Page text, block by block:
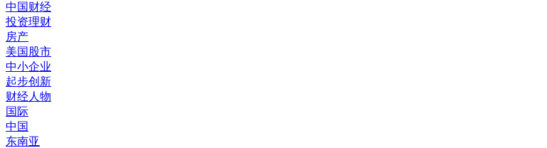
中国财经
投资理财
房产
美国股市
中小企业
起步创新
财经人物
国际
中国
东南亚